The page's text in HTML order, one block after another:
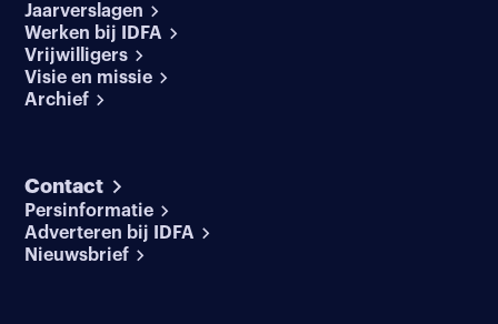
Jaarverslagen
Werken bij IDFA
Vrijwilligers
Visie en missie
Archief
Contact
Persinformatie
Adverteren bij IDFA
Nieuwsbrief